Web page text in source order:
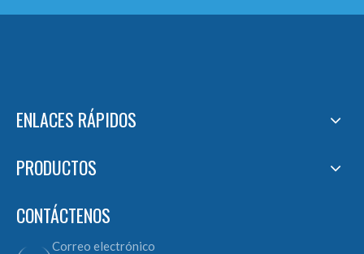
ENLACES RÁPIDOS
PRODUCTOS
CONTÁCTENOS
Correo electrónico